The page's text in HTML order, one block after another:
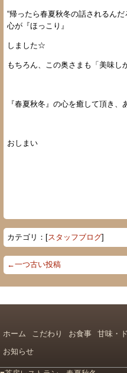
“帰ったら春夏秋冬の話されるん
心が『ほっこり』
しました☆
もちろん、この奥さまも「美味し
『春夏秋冬』の心を癒して頂き
おしまい
カテゴリ：[スタッフブログ]
←一つ古い投稿
ホーム こだわり お食事 甘味・
お知らせ